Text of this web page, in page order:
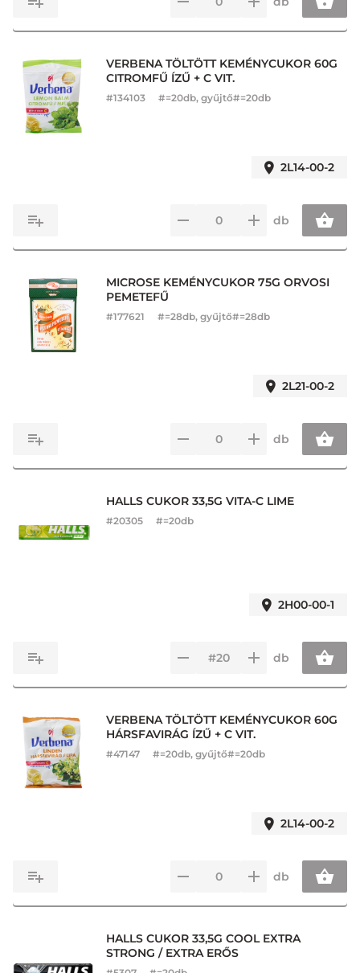
VERBENA TÖLTÖTT KEMÉNYCUKOR 60G
CITROMFŰ ÍZŰ + C VIT.
#134103 #=20db, gyűjtő#=20db
2L14-00-2
db
MICROSE KEMÉNYCUKOR 75G ORVOSI
PEMETEFŰ
#177621 #=28db, gyűjtő#=28db
2L21-00-2
db
HALLS CUKOR 33,5G VITA-C LIME
#20305 #=20db
2H00-00-1
db
VERBENA TÖLTÖTT KEMÉNYCUKOR 60G
HÁRSFAVIRÁG ÍZŰ + C VIT.
#47147 #=20db, gyűjtő#=20db
2L14-00-2
db
HALLS CUKOR 33,5G COOL EXTRA
STRONG / EXTRA ERŐS